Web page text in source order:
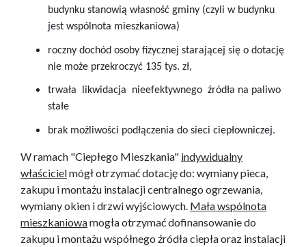
budynku stanowią własność gminy (czyli w budynku
jest wspólnota mieszkaniowa)
roczny dochód osoby fizycznej starającej się o dotację
nie może przekroczyć 135 tys. zł,
trwała likwidacja nieefektywnego źródła na paliwo
stałe
brak możliwości podłączenia do sieci ciepłowniczej.
W ramach "Ciepłego Mieszkania" indywidualny
właścicielmógł otrzymać dotację do: wymiany pieca,
zakupu i montażu instalacji centralnego ogrzewania,
wymiany okien i drzwi wyjściowych. Mała wspólnota
mieszkaniowamogła otrzymać dofinansowanie do
zakupu i montażu współnego źródła ciepła oraz instalacji